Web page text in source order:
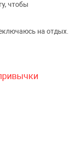
чтобы
на отдых.